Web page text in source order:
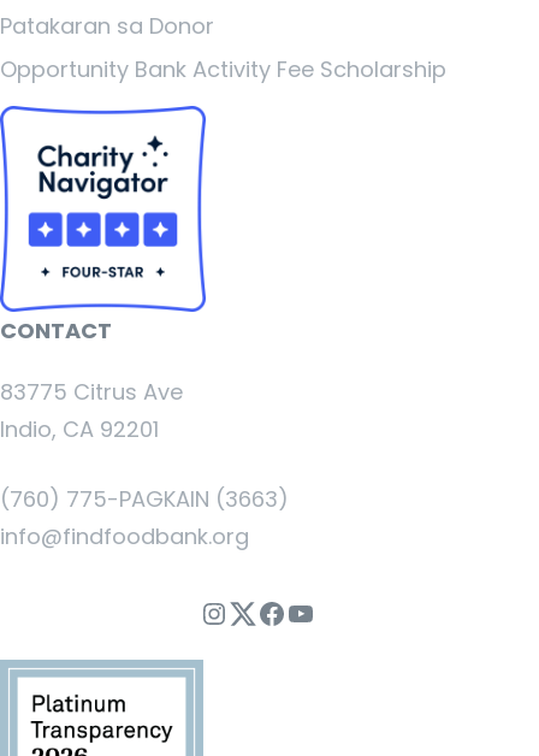
Patakaran sa Donor
Opportunity Bank Activity Fee Scholarship
CONTACT
83775 Citrus Ave
Indio, CA 92201
(760) 775-PAGKAIN (3663)
info@findfoodbank.org
Instagram
Twitter
Facebook
YouTube